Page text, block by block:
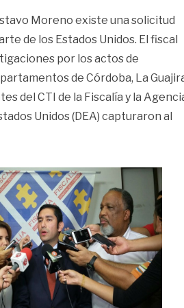
Moreno existe una solicitud
de los Estados Unidos. El fiscal
por los actos de
de Córdoba, La
del CTI de la Fiscalía y la
Unidos (DEA) capturaron al